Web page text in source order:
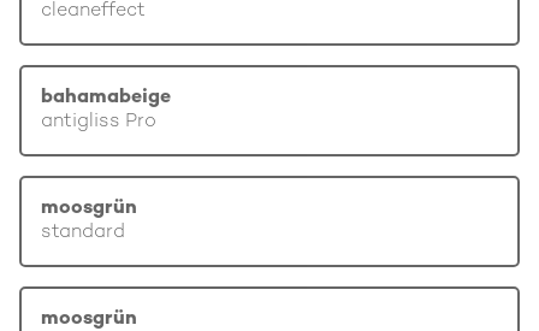
cleaneffect
bahamabeige
antigliss Pro
moosgrün
standard
moosgrün